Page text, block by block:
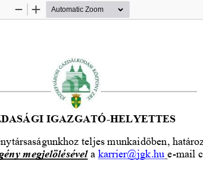
Zoom
Zoom
IGAZGATÓ-HELYETTES
teljes munkaidőben
megjelölésével a karrier@jgk.hu e-mail